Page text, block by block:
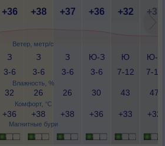
Ветер, метр/с
Влажность, %
Комфорт, °C
Магнитные бури
+36 +38 +37 +36 +32 +31
З
3-6
З
3-6
З
3-6
Ю-З
3-6
Ю
7-12
Ю-З
7-12
32 26 26 30 43 47
+36 +38 +38 +36 +33 +32